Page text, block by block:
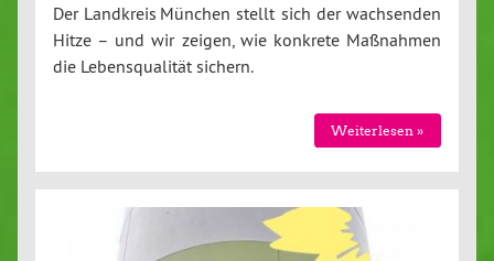
Der Landkreis München stellt sich der wach­sen­den
Hitze – und wir zeigen, wie konkrete Maßnahmen
die Le­bens­qua­li­tät sichern.
Wei­ter­le­sen »